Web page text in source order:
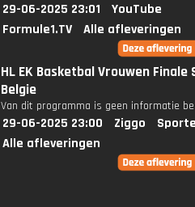
29-06-2025 23:01
YouTube
Formule1.TV
Alle afleveringen
HL EK Basketbal Vrouwen Finale
Belgie
Van dit programma is geen informatie
29-06-2025 23:00 Ziggo
Alle afleveringen